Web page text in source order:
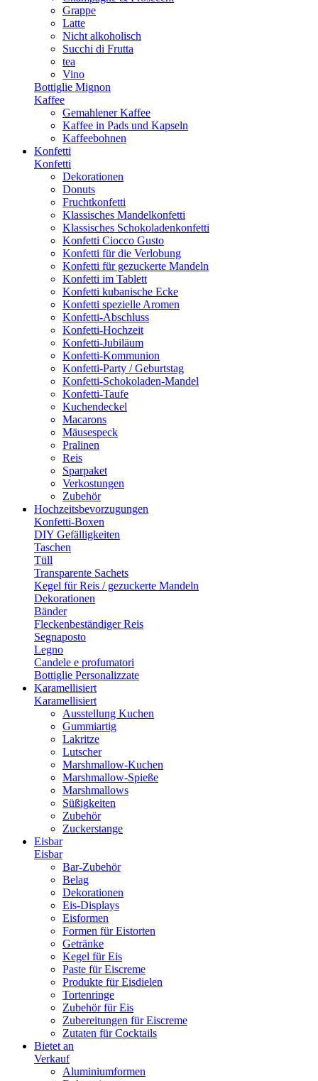
Grappe
Latte
Nicht alkoholisch
Succhi di Frutta
tea
Vino
Bottiglie Mignon
Kaffee
Gemahlener Kaffee
Kaffee in Pads und Kapseln
Kaffeebohnen
Konfetti
Konfetti
Dekorationen
Donuts
Fruchtkonfetti
Klassisches Mandelkonfetti
Klassisches Schokoladenkonfetti
Konfetti Ciocco Gusto
Konfetti für die Verlobung
Konfetti für gezuckerte Mandeln
Konfetti im Tablett
Konfetti kubanische Ecke
Konfetti spezielle Aromen
Konfetti-Abschluss
Konfetti-Hochzeit
Konfetti-Jubiläum
Konfetti-Kommunion
Konfetti-Party / Geburtstag
Konfetti-Schokoladen-Mandel
Konfetti-Taufe
Kuchendeckel
Macarons
Mäusespeck
Pralinen
Reis
Sparpaket
Verkostungen
Zubehör
Hochzeitsbevorzugungen
Konfetti-Boxen
DIY Gefälligkeiten
Taschen
Tüll
Transparente Sachets
Kegel für Reis / gezuckerte Mandeln
Dekorationen
Bänder
Fleckenbeständiger Reis
Segnaposto
Legno
Candele e profumatori
Bottiglie Personalizzate
Karamellisiert
Karamellisiert
Ausstellung Kuchen
Gummiartig
Lakritze
Lutscher
Marshmallow-Kuchen
Marshmallow-Spieße
Marshmallows
Süßigkeiten
Zubehör
Zuckerstange
Eisbar
Eisbar
Bar-Zubehör
Belag
Dekorationen
Eis-Displays
Eisformen
Formen für Eistorten
Getränke
Kegel für Eis
Paste für Eiscreme
Produkte für Eisdielen
Tortenringe
Zubehör für Eis
Zubereitungen für Eiscreme
Zutaten für Cocktails
Bietet an
Verkauf
Aluminiumformen